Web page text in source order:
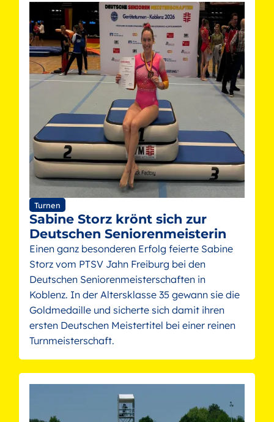
Turnen
Sabine Storz krönt sich zur
Deutschen Seniorenmeisterin
Einen ganz besonderen Erfolg feierte Sabine
Storz vom PTSV Jahn Freiburg bei den
Deutschen Seniorenmeisterschaften in
Koblenz. In der Altersklasse 35 gewann sie die
Goldmedaille und sicherte sich damit ihren
ersten Deutschen Meistertitel bei einer reinen
Turnmeisterschaft.